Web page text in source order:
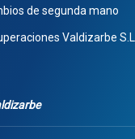
de segunda mano
Valdizarbe S.L.